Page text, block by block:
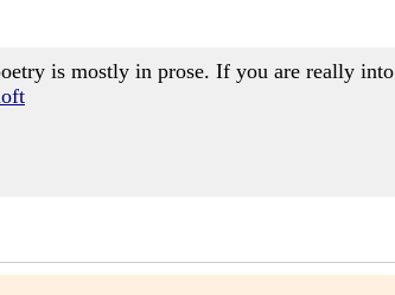
is mostly in prose. If you are really into